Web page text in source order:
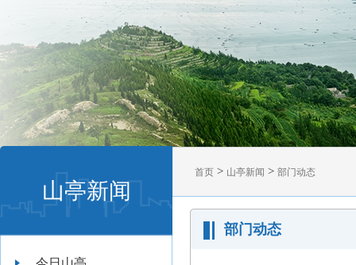
山亭新闻
首页 > 山亭新闻 > 部门动态
部门动态